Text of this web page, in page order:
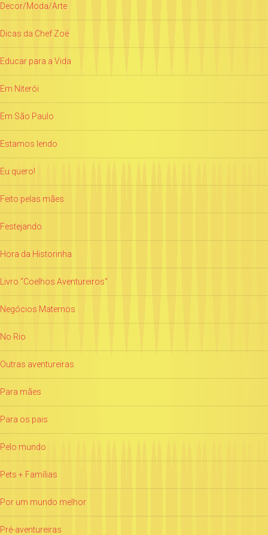
Decor/Moda/Arte
Dicas da Chef Zoë
Educar para a Vida
Em Niterói
Em São Paulo
Estamos lendo
Eu quero!
Feito pelas mães
Festejando
Hora da Historinha
Livro "Coelhos Aventureiros"
Negócios Maternos
No Rio
Outras aventureiras
Para mães
Para os pais
Pelo mundo
Pets + Famílias
Por um mundo melhor
Pré-aventureiras